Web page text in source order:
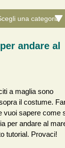
andare al
a maglia sono
il costume.
vuoi sapere come
per andare al
tutorial. Provaci!